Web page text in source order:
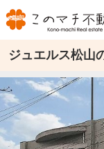
ジュエルス松山